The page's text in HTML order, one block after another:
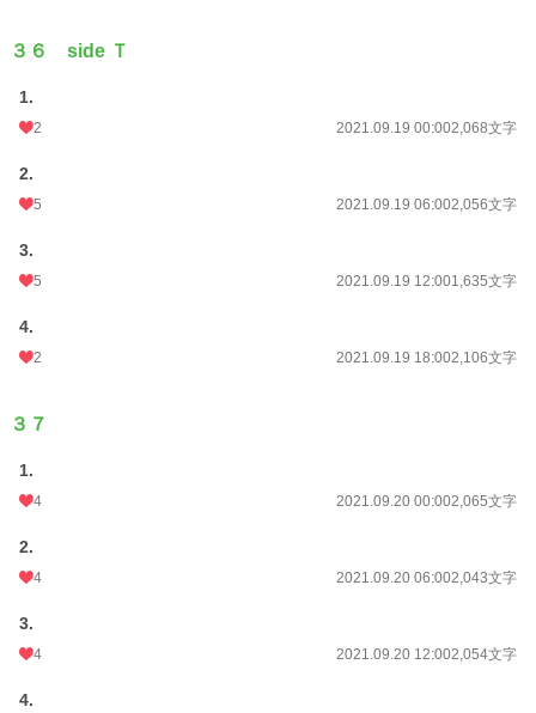
３６ side Ｔ
1.
2 2021.09.19 00:002,068文字
2.
5 2021.09.19 06:002,056文字
3.
5 2021.09.19 12:001,635文字
4.
2 2021.09.19 18:002,106文字
３７
1.
4 2021.09.20 00:002,065文字
2.
4 2021.09.20 06:002,043文字
3.
4 2021.09.20 12:002,054文字
4.